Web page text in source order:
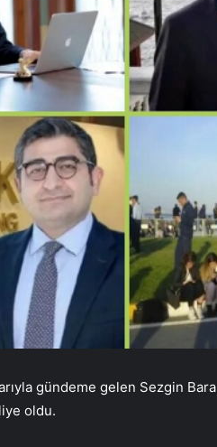
gündeme gelen Sezgin
oldu.